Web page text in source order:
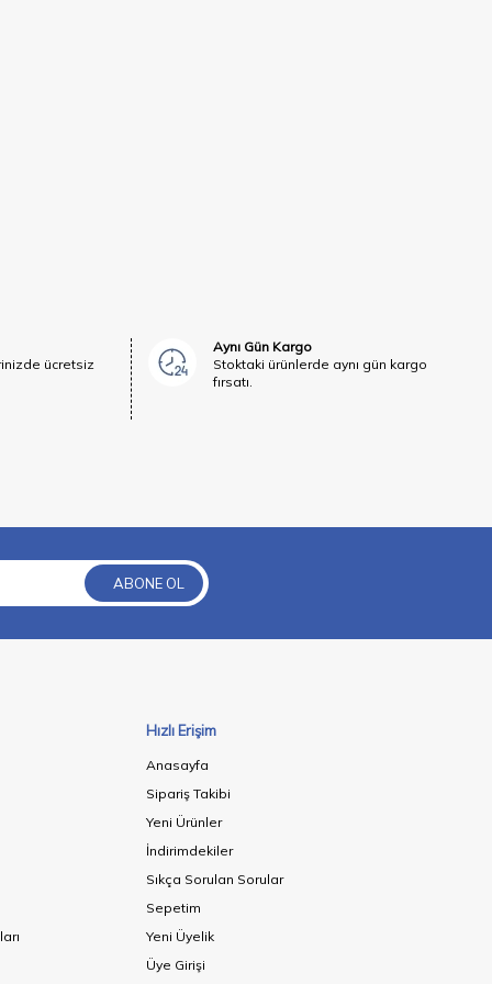
ücretsiz
Aynı Gün Kargo
Stoktaki ürünlerde aynı gün kargo
fırsatı.
ABONE OL
Hızlı Erişim
Anasayfa
Sipariş Takibi
Yeni Ürünler
İndirimdekiler
Sıkça Sorulan Sorular
Sepetim
Yeni Üyelik
Üye Girişi